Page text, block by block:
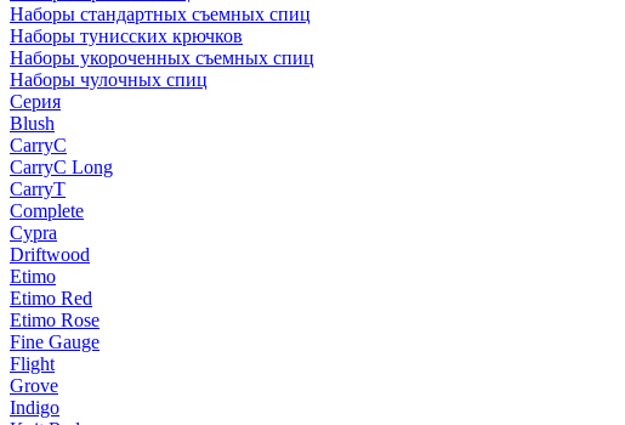
Наборы стандартных съемных спиц
Наборы тунисских крючков
Наборы укороченных съемных спиц
Наборы чулочных спиц
Серия
Blush
CarryC
CarryC Long
CarryT
Complete
Cypra
Driftwood
Etimo
Etimo Red
Etimo Rose
Fine Gauge
Flight
Grove
Indigo